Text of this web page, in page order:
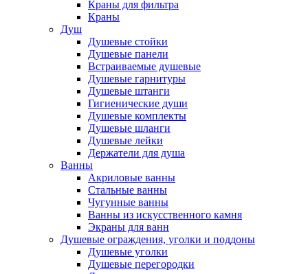
Краны для фильтра
Краны
Душ
Душевые стойки
Душевые панели
Встраиваемые душевые
Душевые гарнитуры
Душевые штанги
Гигиенические души
Душевые комплекты
Душевые шланги
Душевые лейки
Держатели для душа
Ванны
Акриловые ванны
Стальные ванны
Чугунные ванны
Ванны из искусственного камня
Экраны для ванн
Душевые ограждения, уголки и поддоны
Душевые уголки
Душевые перегородки